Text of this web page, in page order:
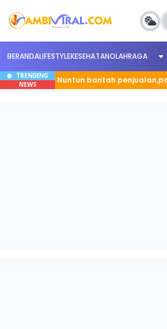
BERANDALIFESTYLEKESEHATANOLAHRAGA
TRENDING
NEWS
Bukit 12 Nuntun bantah